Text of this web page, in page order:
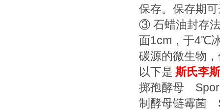
保存。保存期
③ 石蜡油封存
面1cm，于4℃
碳源的微生物
以下是 斯氏李
掷孢酵母
制酵母链霉菌